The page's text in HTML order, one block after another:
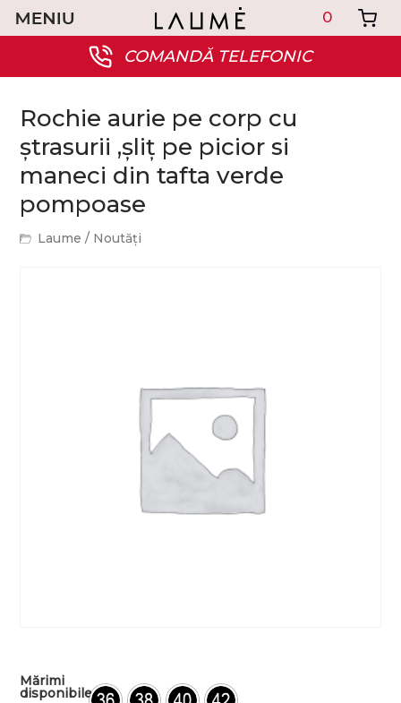
COMANDĂ TELEFONIC
0
Rochie aurie pe corp cu
ștrasurii ,șliț pe picior si
maneci din tafta verde
pompoase
Laume / Noutăți
Mărimi
disponibile